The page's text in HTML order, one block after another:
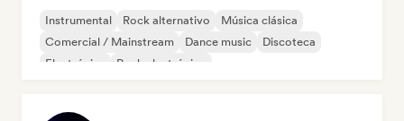
Instrumental Rock alternativo
Música clásica
Comercial / Mainstream
Dance music
Discoteca
Electrónica
Rock electrónico